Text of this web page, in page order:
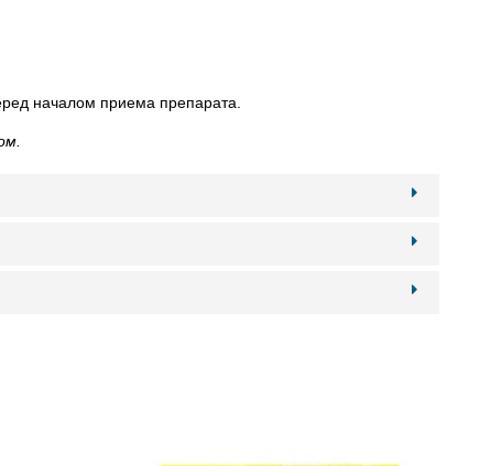
началом приема препарата.